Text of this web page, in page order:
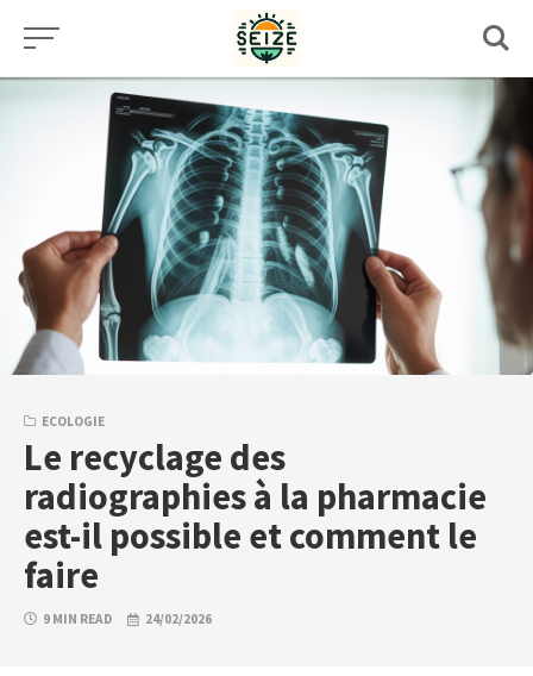
Skip
ECOLOGIE
Le recyclage des
radiographies à la pharmacie
est-il possible et comment le
faire
9 MIN READ 24/02/2026